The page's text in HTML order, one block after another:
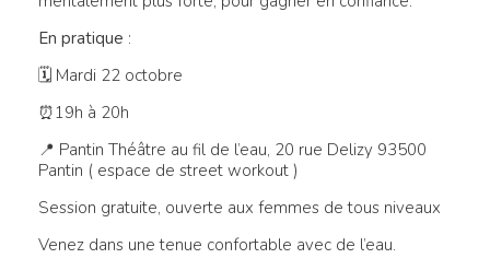
En pratique :
🗓 Mardi 22 octobre
⏰19h à 20h
📍 Pantin Théâtre au fil de l’eau, 20 rue Delizy 93500
Pantin ( espace de street workout )
Session gratuite, ouverte aux femmes de tous niveaux
Venez dans une tenue confortable avec de l’eau.